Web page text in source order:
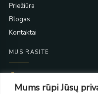
Mums rūpi Jūsų
Priežiūra
Blogas
Kontaktai
MUS RASITE
PC Molas, Klaipėda